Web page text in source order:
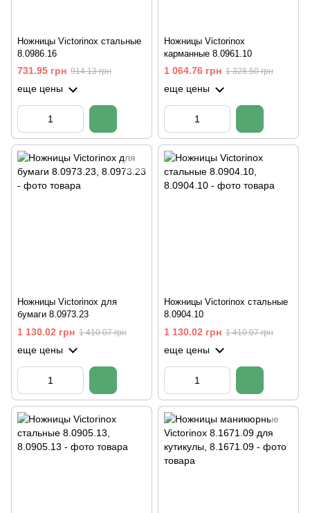
Ножницы Victorinox стальные
8.0986.16
731.95 грн 914.13 грн
еще цены
Ножницы Victorinox
карманные 8.0961.10
1 064.76 грн 1 328.50 грн
еще цены
Ножницы Victorinox для
бумаги 8.0973.23
1 130.02 грн 1 410.07 грн
еще цены
Ножницы Victorinox стальные
8.0904.10
1 130.02 грн 1 410.07 грн
еще цены